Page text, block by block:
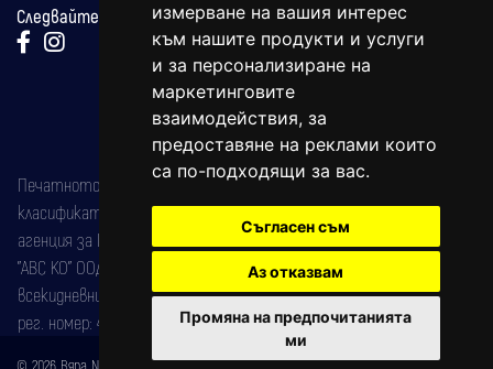
измерване на вашия интерес
към нашите продукти и услуги
и за персонализиране на
маркетинговите
взаимодействия, за
предоставяне на реклами които
са по-подходящи за вас.
Съгласен съм
Аз отказвам
Промяна на предпочитанията
ми
Следвайте ни:
Печатното издание на вестника е регистрирано в националния
класификатор на печатните издания (Българска национална
агенция за ISSN) под номер: ISSN 1312-4722.
"АВС КО" ООД е притежател на марката: Вяра информационен
всекидневник на югозападна България, със свидетелство за марка
рег. номер: 47857/11.05.2004 година.
© 2026 Вяра News Всички права запазени!